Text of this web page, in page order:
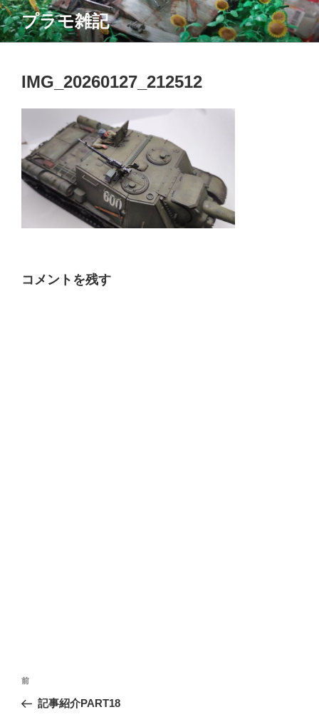
コ
ン
テ
プラモ雑記
IMG_20260127_212512
コメントを残す
投
ナ
前
の
前
記事紹介PART18